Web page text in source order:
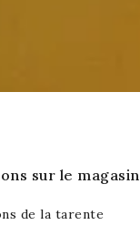
sur le magasin
de la tarente